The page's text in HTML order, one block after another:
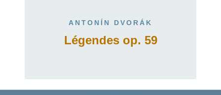
ANTONÍN DVORÁK
Légendes op. 59